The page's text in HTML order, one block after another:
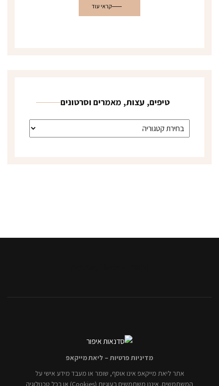
קראי עוד
טיפים, עצות, מאמרים וסרטונים
טיפים, עצות, מאמרים וסרטונים
מדיניות פרטיות – ליאת מייקאפ
אתר ליאת מייקאפ אינו אוסף, שומר או מעבד מידע אישי על
המשתמשים. איננו משתמשים בעוגיות (Cookies) או בכל טכנולוגיה